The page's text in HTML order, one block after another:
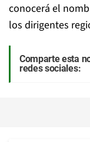
conocerá el
los dirigentes
Comparte esta
redes sociales: